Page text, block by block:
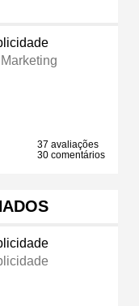
37 avaliações
30 comentários